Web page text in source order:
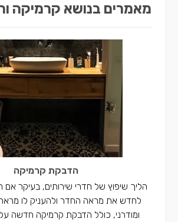
מאמרים בנושא קרמיקה
הדבקת קרמיקה
הליך שיפוץ של חדרי שירותים, בעיקר אם
לחדש את מראה החדר ולהעניק לו מראה
ומודרני, כולל הדבקת קרמיקה חדשה